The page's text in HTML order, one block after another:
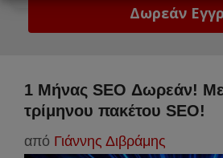
1 Μήνας SEO Δωρεάν!
τρίμηνου πακέτου SEO!
από Γιάννης Διβράμης